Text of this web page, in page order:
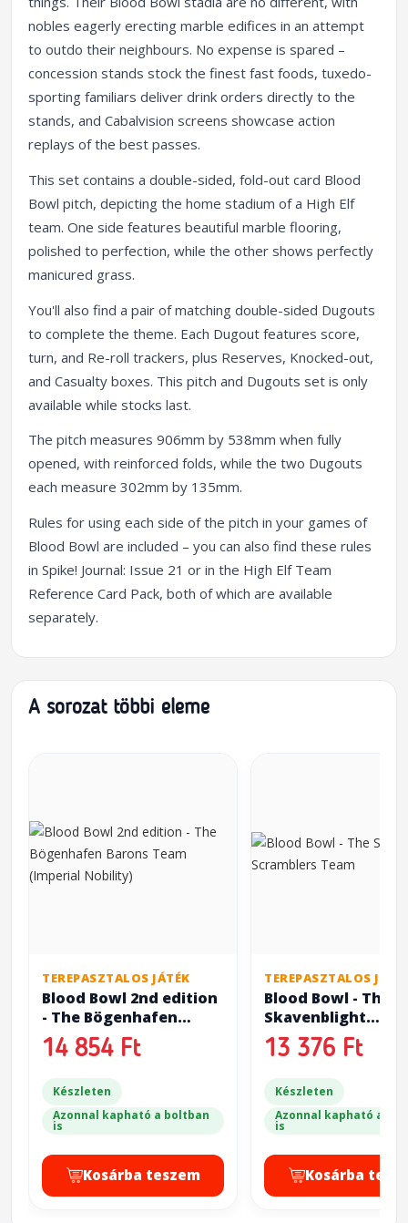
nobles eagerly erecting marble edifices in an attempt
to outdo their neighbours. No expense is spared –
concession stands stock the finest fast foods, tuxedo-
sporting familiars deliver drink orders directly to the
stands, and Cabalvision screens showcase action
replays of the best passes.
This set contains a double-sided, fold-out card Blood
Bowl pitch, depicting the home stadium of a High Elf
team. One side features beautiful marble flooring,
polished to perfection, while the other shows perfectly
manicured grass.
You'll also find a pair of matching double-sided Dugouts
to complete the theme. Each Dugout features score,
turn, and Re-roll trackers, plus Reserves, Knocked-out,
and Casualty boxes. This pitch and Dugouts set is only
available while stocks last.
The pitch measures 906mm by 538mm when fully
opened, with reinforced folds, while the two Dugouts
each measure 302mm by 135mm.
Rules for using each side of the pitch in your games of
Blood Bowl are included – you can also find these rules
in Spike! Journal: Issue 21 or in the High Elf Team
Reference Card Pack, both of which are available
separately.
A sorozat többi eleme
TEREPASZTALOS JÁTÉK
Blood Bowl 2nd edition
- The Bögenhafen
Barons Team (Imperial
Nobility)
14 854 Ft
Készleten
Azonnal kapható a boltban
is
Kosárba teszem
TEREPASZTALOS
Blood Bowl - The
Skavenblight
Scramblers Team
13 376 Ft
Készleten
Azonnal kapható a
is
Kosárba